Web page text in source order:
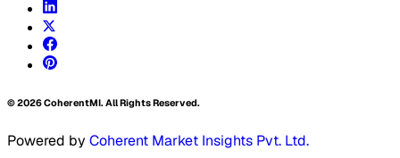
©2026CoherentMI. All Rights Reserved.
Powered by Coherent Market Insights Pvt. Ltd.